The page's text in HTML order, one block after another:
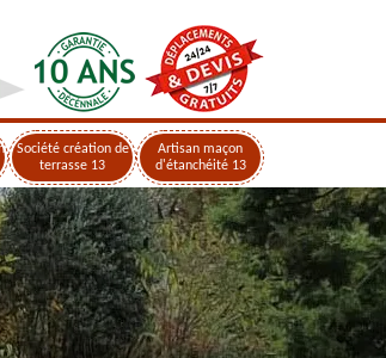
Société création de
terrasse 13
Artisan maçon
d'étanchéité 13